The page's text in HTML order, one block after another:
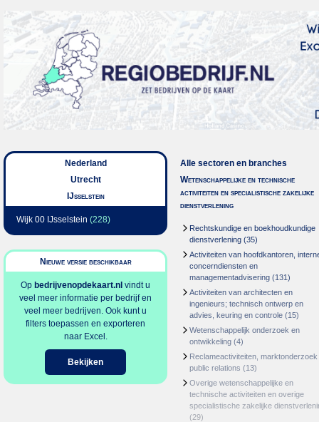
Nederland
Utrecht
IJsselstein
Wijk 00 IJsselstein (228)
Nieuwe versie beschikbaar
Op bedrijvenopdekaart.nl vindt u
veel meer informatie per bedrijf en
veel meer bedrijven. Ook kunt u
filters toepassen en exporteren
naar Excel.
Bekijken
Alle sectoren en branches
Wetenschappelijke en technische
activiteiten en specialistische zakelijke
dienstverlening
Rechtskundige en boekhoudkundige
dienstverlening (35)
Activiteiten van hoofdkantoren,
concerndiensten en
managementadvisering (131)
Activiteiten van architecten en
ingenieurs; technisch ontwerp en
advies, keuring en controle (15)
Wetenschappelijk onderzoek en
ontwikkeling (4)
Reclameactiviteiten, marktonderzoek
public relations (13)
Overige wetenschappelijke en
technische activiteiten en overige
specialistische zakelijke
(29)